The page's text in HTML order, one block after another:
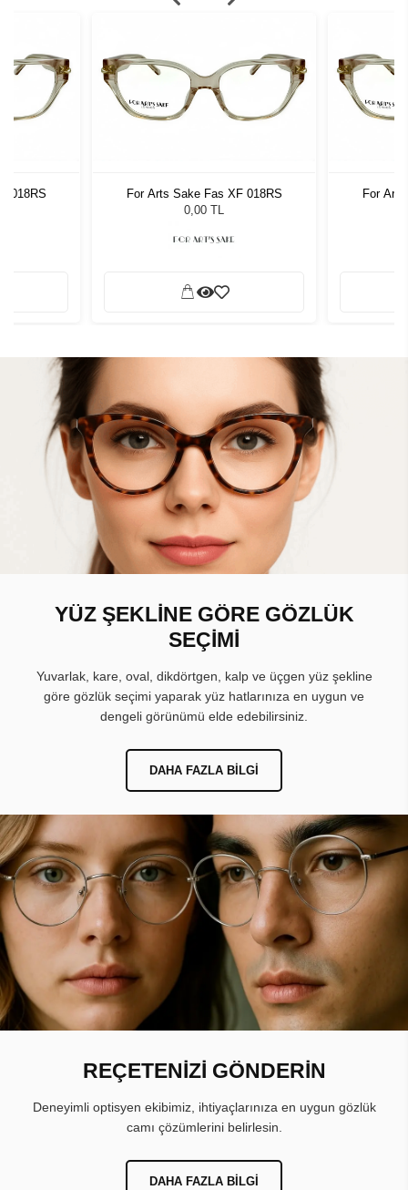
018RS
For Arts Sake Fas XF 018RS
0,00 TL
For
YÜZ ŞEKLİNE GÖRE GÖZLÜK
SEÇİMİ
Yuvarlak, kare, oval, dikdörtgen, kalp ve üçgen yüz şekline
göre gözlük seçimi yaparak yüz hatlarınıza en uygun ve
dengeli görünümü elde edebilirsiniz.
DAHA FAZLA BILGI
REÇETENİZİ GÖNDERİN
Deneyimli optisyen ekibimiz, ihtiyaçlarınıza en uygun gözlük
camı çözümlerini belirlesin.
DAHA FAZLA BILGI